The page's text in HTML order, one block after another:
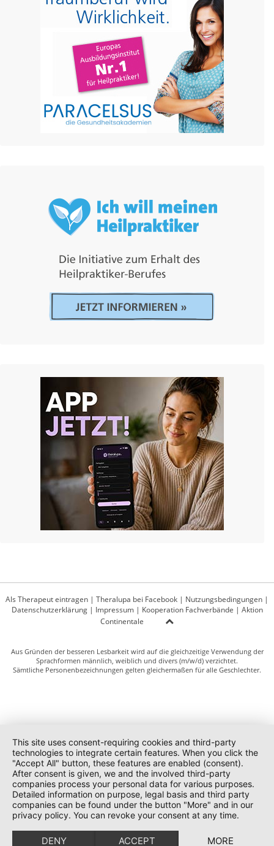
Als Therapeut eintragen | Theralupa bei Facebook | Nutzungsbedingungen |
Datenschutzerklärung| Impressum| Kooperation Fachverbände | Aktion
Continentale
Aus Gründen der besseren Lesbarkeit wird auf die gleichzeitige Verwendung der
Sprachformen männlich, weiblich und divers (m/w/d) verzichtet.
Sämtliche Personenbezeichnungen gelten gleichermaßen für alle Geschlechter.
This site uses consent-requiring cookies and third-party
technologies to integrate certain features. When you click the
"Accept All" button, these features are enabled (consent).
After consent is given, we and the involved third-party
companies process your personal data for various purposes.
Detailed information on purpose, legal basis and third party
companies can be found under the button "More" and in our
privacy policy. You can revoke your consent at any time.
DENY ACCEPT MORE